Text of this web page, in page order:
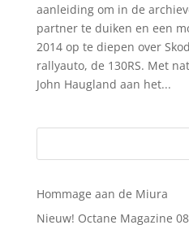
aanleiding om in de
partner te duiken en een
2014 op te diepen over
rallyauto, de 130RS. Met
John Haugland aan het...
Hommage aan de Miura
Nieuw! Octane Magazine